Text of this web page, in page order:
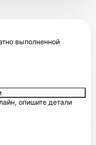
выполненной
опишите детали